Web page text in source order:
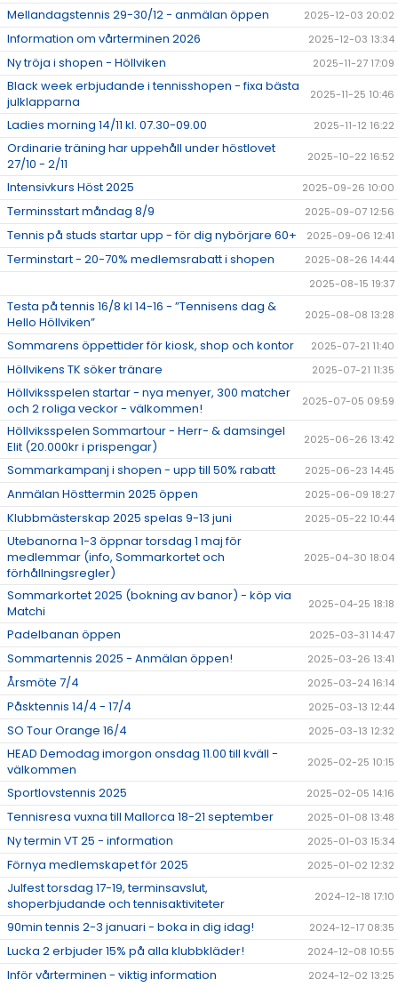
Mellandagstennis 29-30/12 - anmälan öppen 2025-12-03 20:02
Information om vårterminen 2026 2025-12-03 13:34
Ny tröja i shopen - Höllviken 2025-11-27 17:09
Black week erbjudande i tennisshopen - fixa bästa
julklapparna
2025-11-25 10:46
Ladies morning 14/11 kl. 07.30-09.00 2025-11-12 16:22
Ordinarie träning har uppehåll under höstlovet
27/10 - 2/11
2025-10-22 16:52
Intensivkurs Höst 2025 2025-09-26 10:00
Terminsstart måndag 8/9 2025-09-07 12:56
Tennis på studs startar upp - för dig nybörjare 60+ 2025-09-06 12:41
Terminstart - 20-70% medlemsrabatt i shopen
2025-08-26 14:44
2025-08-15 19:37
Testa på tennis 16/8 kl 14-16 - ”Tennisens dag &
Hello Höllviken”
2025-08-08 13:28
Sommarens öppettider för kiosk, shop och kontor 2025-07-21 11:40
Höllvikens TK söker tränare 2025-07-21 11:35
Höllviksspelen startar - nya menyer, 300 matcher
och 2 roliga veckor - välkommen!
2025-07-05 09:59
Höllviksspelen Sommartour - Herr- & damsingel
Elit (20.000kr i prispengar)
2025-06-26 13:42
Sommarkampanj i shopen - upp till 50% rabatt 2025-06-23 14:45
Anmälan Hösttermin 2025 öppen 2025-06-09 18:27
Klubbmästerskap 2025 spelas 9-13 juni 2025-05-22 10:44
Utebanorna 1-3 öppnar torsdag 1 maj för
medlemmar (info, Sommarkortet och
förhållningsregler)
2025-04-30 18:04
Sommarkortet 2025 (bokning av banor) - köp via
Matchi
2025-04-25 18:18
Padelbanan öppen 2025-03-31 14:47
Sommartennis 2025 - Anmälan öppen! 2025-03-26 13:41
Årsmöte 7/4 2025-03-24 16:14
Påsktennis 14/4 - 17/4 2025-03-13 12:44
SO Tour Orange 16/4 2025-03-13 12:32
HEAD Demodag imorgon onsdag 11.00 till kväll -
välkommen
2025-02-25 10:15
Sportlovstennis 2025 2025-02-05 14:16
Tennisresa vuxna till Mallorca 18-21 september 2025-01-08 13:48
Ny termin VT 25 - information 2025-01-03 15:34
Förnya medlemskapet för 2025 2025-01-02 12:32
Julfest torsdag 17-19, terminsavslut,
shoperbjudande och tennisaktiviteter
2024-12-18 17:10
90min tennis 2-3 januari - boka in dig idag! 2024-12-17 08:35
Lucka 2 erbjuder 15% på alla klubbkläder! 2024-12-08 10:55
Inför vårterminen - viktig information 2024-12-02 13:25